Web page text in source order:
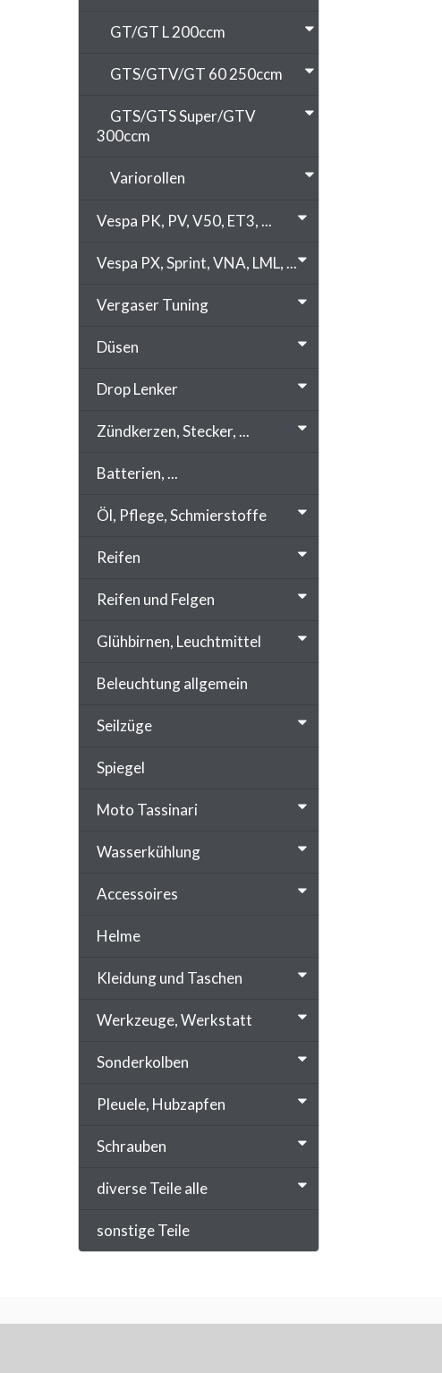
GT/GT L 200ccm
GTS/GTV/GT 60 250ccm
GTS/GTS Super/GTV
300ccm
Variorollen
Vespa PK, PV, V50, ET3, ...
Vespa PX, Sprint, VNA, LML, ...
Vergaser Tuning
Düsen
Drop Lenker
Zündkerzen, Stecker, ...
Batterien, ...
Öl, Pflege, Schmierstoffe
Reifen
Reifen und Felgen
Glühbirnen, Leuchtmittel
Beleuchtung allgemein
Seilzüge
Spiegel
Moto Tassinari
Wasserkühlung
Accessoires
Helme
Kleidung und Taschen
Werkzeuge, Werkstatt
Sonderkolben
Pleuele, Hubzapfen
Schrauben
diverse Teile alle
sonstige Teile